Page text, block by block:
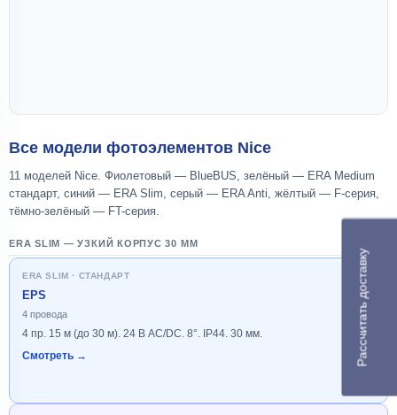
Все модели фотоэлементов Nice
11 моделей Nice. Фиолетовый — BlueBUS, зелёный — ERA Medium
стандарт, синий — ERA Slim, серый — ERA Anti, жёлтый — F-серия,
тёмно-зелёный — FT-серия.
ERA SLIM — УЗКИЙ КОРПУС 30 ММ
ERA SLIM · СТАНДАРТ
EPS
4 провода
4 пр. 15 м (до 30 м). 24 В AC/DC. 8°. IP44. 30 мм.
Смотреть →
Рассчитать доставку